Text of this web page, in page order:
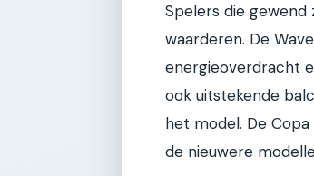
Spelers die gewend
waarderen. De
energieoverdracht
ook uitstekende
het model. De
de nieuwere